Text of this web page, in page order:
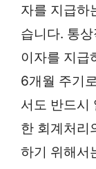
자를 지급하
습니다. 통
이자를 지급
6개월 주기
서도 반드시
한 회계처리
하기 위해서